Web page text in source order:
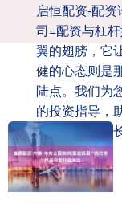
启恒配资-配
司=配资与杠
翼的翅膀，它
健的心态则是
陆点。我们为
的投资指导，
财富的持续增